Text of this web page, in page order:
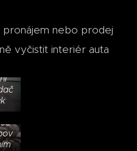
nebo prodej
vyčistit interiér auta